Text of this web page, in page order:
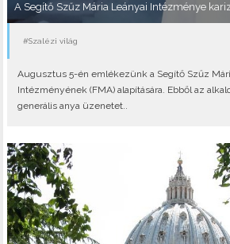
A Segítő Szűz Mária Leányai Intézménye
#Szalézi világ
Augusztus 5-én emlékezünk a Segítő Szűz
Intézményének (FMA) alapítására. Ebből az
generális anya üzenetet..